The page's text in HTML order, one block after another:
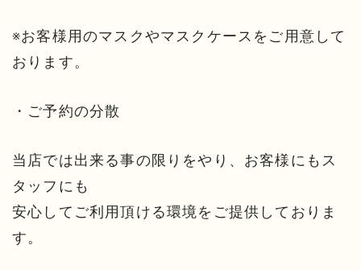
※お客様用のマスクやマスクケースをご用意して
おります。
・ご予約の分散
当店では出来る事の限りをやり、お客様にもス
タッフにも
安心してご利用頂ける環境をご提供しておりま
す。